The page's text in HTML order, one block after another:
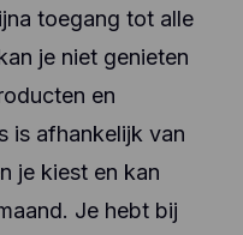
toegang tot alle
je niet genieten
en
is afhankelijk van
je kiest en kan
Je hebt bij